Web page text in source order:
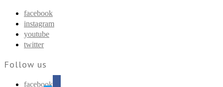
facebook
instagram
youtube
twitter
Follow us
facebook